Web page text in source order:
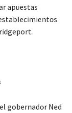
apuestas
gobernador Ned